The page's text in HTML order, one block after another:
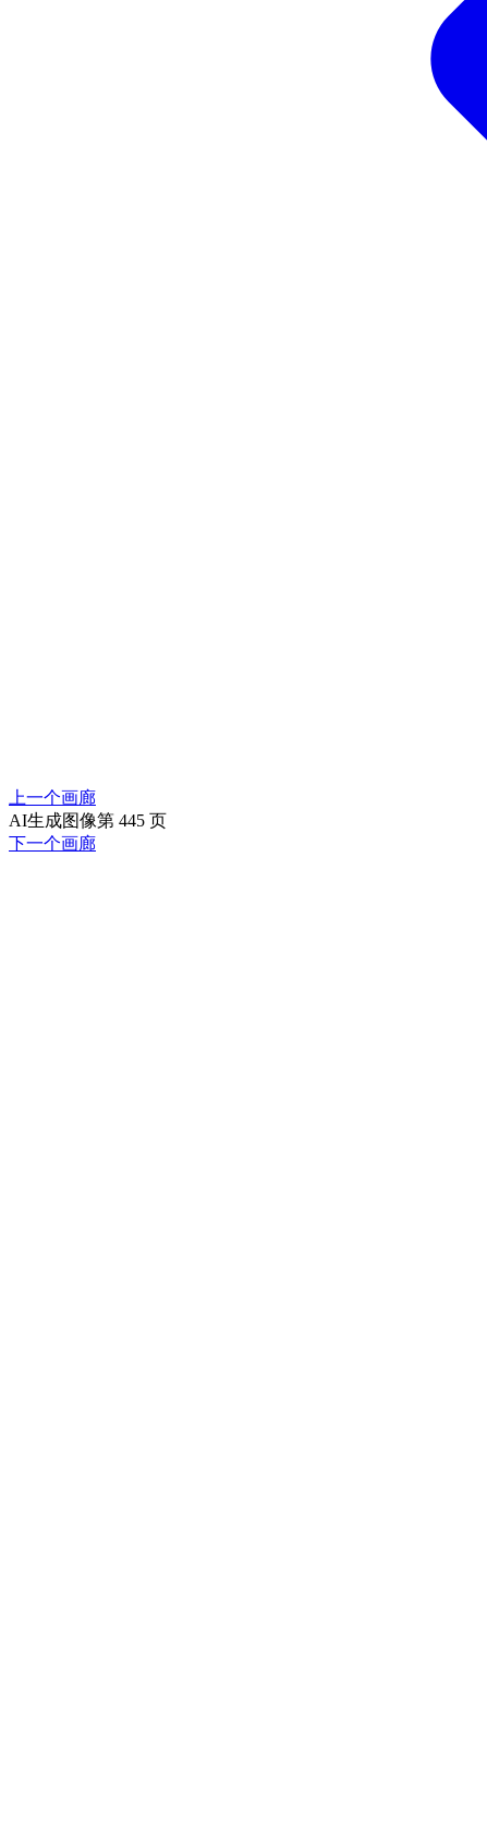
上一个画廊
AI生成图像第 445 页
下一个画廊